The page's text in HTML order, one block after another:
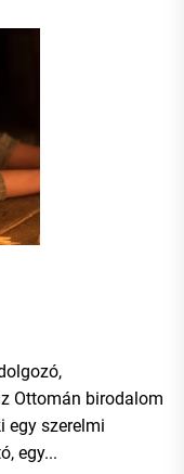
Ottomán birodalom
egy szerelmi
egy...